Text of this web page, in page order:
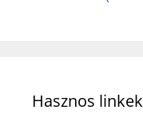
Hasznos linkek